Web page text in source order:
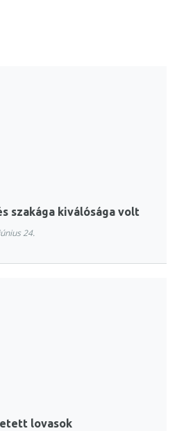
szakága kiválósága volt
24.
lovasok